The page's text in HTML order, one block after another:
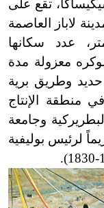
تقع على
لاباز العاصمة
للبلاد، على ارتفاع 2700متر، عدد سكانها
وكانت سوكره معزولة مدة
وطريق برية
منطقة الإنتاج
وجامعة
تكريماً لرئيس بوليفية
-
1830).